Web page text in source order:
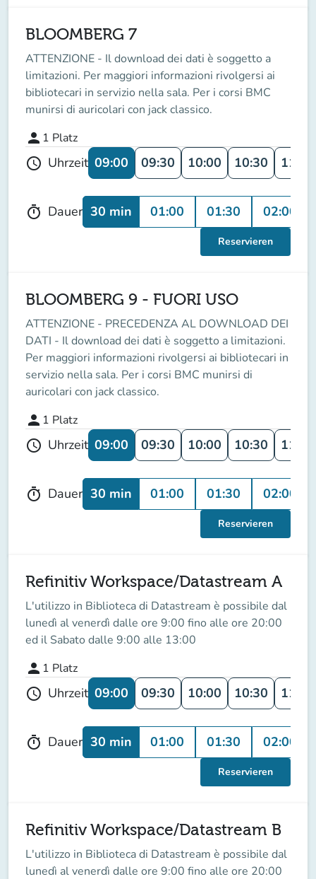
BLOOMBERG 7
ATTENZIONE - Il download dei dati è soggetto a
limitazioni. Per maggiori informazioni rivolgersi ai
bibliotecari in servizio nella sala. Per i corsi BMC
munirsi di auricolari con jack classico.
person 1 Platz
schedule Uhrzeit 09:00 09:30 10:00 10:30 11:00
timer Dauer 30 min 01:00 01:30 02:00
Reservieren
BLOOMBERG 9 - FUORI USO
ATTENZIONE - PRECEDENZA AL DOWNLOAD DEI
DATI - Il download dei dati è soggetto a limitazioni.
Per maggiori informazioni rivolgersi ai bibliotecari in
servizio nella sala. Per i corsi BMC munirsi di
auricolari con jack classico.
person 1 Platz
schedule Uhrzeit 09:00 09:30 10:00 10:30 11:00
timer Dauer 30 min 01:00 01:30 02:00
Reservieren
Refinitiv Workspace/Datastream A
L'utilizzo in Biblioteca di Datastream è possibile dal
lunedì al venerdì dalle ore 9:00 fino alle ore 20:00
ed il Sabato dalle 9:00 alle 13:00
person 1 Platz
schedule Uhrzeit 09:00 09:30 10:00 10:30 11:00
timer Dauer 30 min 01:00 01:30 02:00
Reservieren
Refinitiv Workspace/Datastream B
L'utilizzo in Biblioteca di Datastream è possibile dal
lunedì al venerdì dalle ore 9:00 fino alle ore 20:00